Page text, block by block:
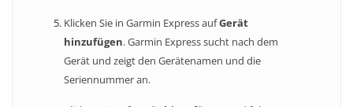
Klicken Sie in Garmin Express aufGerät
hinzufügen. Garmin Express sucht nach dem
Gerät und zeigt den Gerätenamen und die
Seriennummer an.